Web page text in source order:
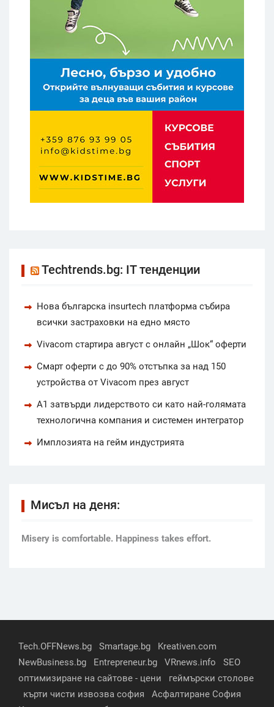
Techtrends.bg: IT тенденции
Нова българска insurtech платформа събира
всички застраховки на едно място
Vivacom стартира август с онлайн „Шок“ оферти
Смарт оферти с до 90% отстъпка за над 150
устройства от Vivacom през август
А1 затвърди лидерството си като най-голямата
технологична компания и системен интегратор
Имплозията на гейм индустрията
Мисъл на деня:
Мisery is comfortable. Happiness takes effort.
Tech.OFFNews.bg Smartage.bg
Kreativen.com
NewBusiness.bg
Entrepreneur.bg VRnews.info
SEO
оптимизиране на сайтове - цени
геймърски столове
кърти чисти извозва софия
Асфалтиране София